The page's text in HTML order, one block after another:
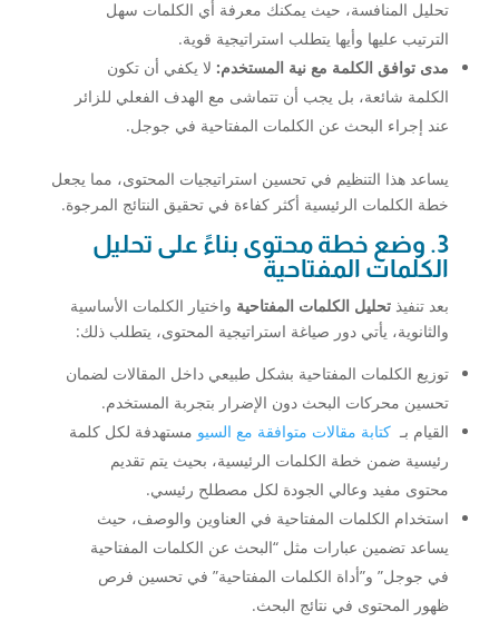
تحليل المنافسة، حيث يمكنك معرفة أي الكلمات سهل
الترتيب عليها وأيها يتطلب استراتيجية قوية.
مدى توافق الكلمة مع نية المستخدم: لا يكفي أن تكون
الكلمة شائعة، بل يجب أن تتماشى مع الهدف الفعلي للزائر
عند إجراء البحث عن الكلمات المفتاحية في جوجل.
يساعد هذا التنظيم في تحسين استراتيجيات المحتوى، مما يجعل
خطة الكلمات الرئيسية أكثر كفاءة في تحقيق النتائج المرجوة.
3. وضع خطة محتوى بناءً على تحليل
الكلمات المفتاحية
بعد تنفيذ تحليل الكلمات المفتاحية واختيار الكلمات الأساسية
والثانوية، يأتي دور صياغة استراتيجية المحتوى، يتطلب ذلك:
توزيع الكلمات المفتاحية بشكل طبيعي داخل المقالات لضمان
تحسين محركات البحث دون الإضرار بتجربة المستخدم.
القيام بـ كتابة مقالات متوافقة مع السيو مستهدفة لكل كلمة
رئيسية ضمن خطة الكلمات الرئيسية، بحيث يتم تقديم
محتوى مفيد وعالي الجودة لكل مصطلح رئيسي.
استخدام الكلمات المفتاحية في العناوين والوصف، حيث
يساعد تضمين عبارات مثل “البحث عن الكلمات المفتاحية
في جوجل” و”أداة الكلمات المفتاحية” في تحسين فرص
ظهور المحتوى في نتائج البحث.